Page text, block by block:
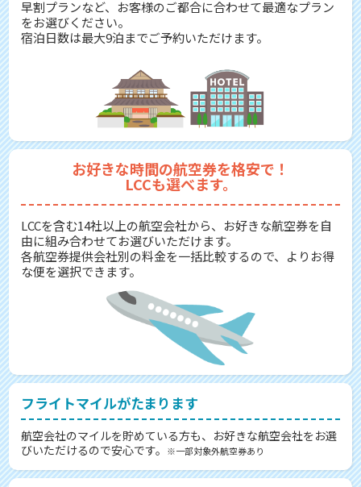
早割プランなど、お客様のご都合に合わせて最適なプラン
をお選びください。
宿泊日数は最大9泊までご予約いただけます。
お好きな時間の航空券を格安で！
LCCも選べます。
LCCを含む14社以上の航空会社から、お好きな航空券を自
由に組み合わせてお選びいただけます。
各航空券提供会社別の料金を一括比較するので、よりお得
な便を選択できます。
フライトマイルがたまります
航空会社のマイルを貯めている方も、お好きな航空会社をお選
びいただけるので安心です。
※一部対象外航空券あり